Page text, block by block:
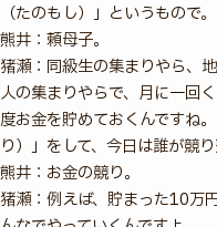
（たのもし）」というもので。
熊井：頼母子。
猪瀬：同級生の集まりやら、
人の集まりやらで、月に一回
度お金を貯めておくんですね
り）」をして、今日は誰が競
熊井：お金の競り。
猪瀬：例えば、貯まった10万